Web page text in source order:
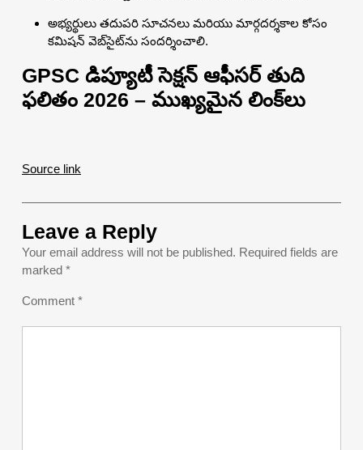
అభ్యర్థులు తదుపరి సూచనలు మరియు మార్గదర్శకాల కోసం
కమిషన్ వెబ్‌సైట్‌ను సందర్శించాలి.
GPSC డిప్యూటీ సెక్షన్ ఆఫీసర్ తుది
ఫలితం 2026 – ముఖ్యమైన లింక్‌లు
Source link
Leave a Reply
Your email address will not be published. Required fields are
marked *
Comment *